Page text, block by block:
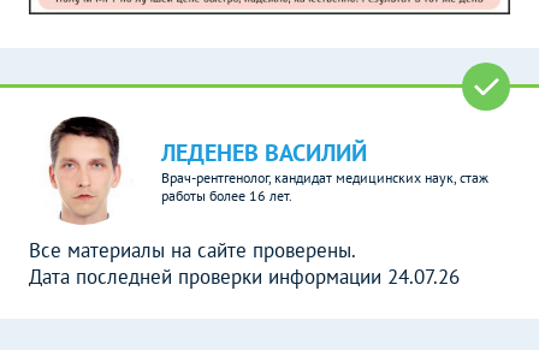
ЛЕДЕНЕВ ВАСИЛИЙ
Врач-рентгенолог, кандидат медицинских наук, стаж
работы более 16 лет.
Все материалы на сайте проверены.
Дата последней проверки информации 24.07.26